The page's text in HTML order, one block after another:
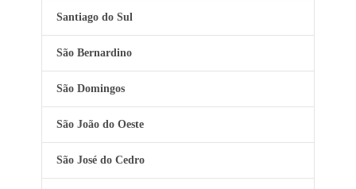
Santiago do Sul
São Bernardino
São Domingos
São João do Oeste
São José do Cedro